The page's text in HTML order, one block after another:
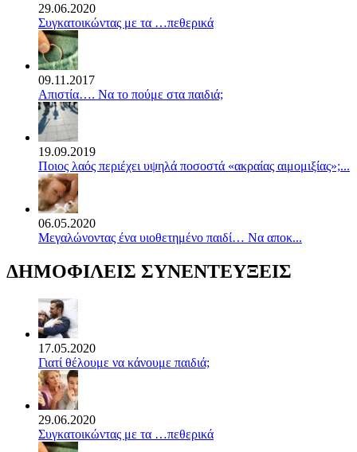
29.06.2020
Συγκατοικώντας με τα …πεθερικά
09.11.2017
Απιστία…. Να το πούμε στα παιδιά;
19.09.2019
Ποιος λαός περιέχει υψηλά ποσοστά «ακραίας αιμομιξίας»;...
06.05.2020
Mεγαλώνοντας ένα υιοθετημένο παιδί… Να αποκ...
ΔΗΜΟΦΙΛΕΙΣ ΣΥΝΕΝΤΕΥΞΕΙΣ
17.05.2020
Γιατί θέλουμε να κάνουμε παιδιά;
29.06.2020
Συγκατοικώντας με τα …πεθερικά